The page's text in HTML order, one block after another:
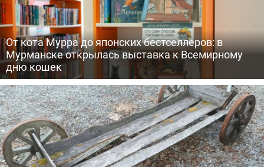
От кота Мурра до японских бестселлеров: в
Мурманске открылась выставка к Всемирному
дню кошек